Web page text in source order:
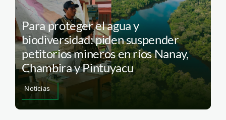
Para proteger el agua y
biodiversidad: piden suspender
petitorios mineros en ríos Nanay,
Chambira y Pintuyacu
Noticias